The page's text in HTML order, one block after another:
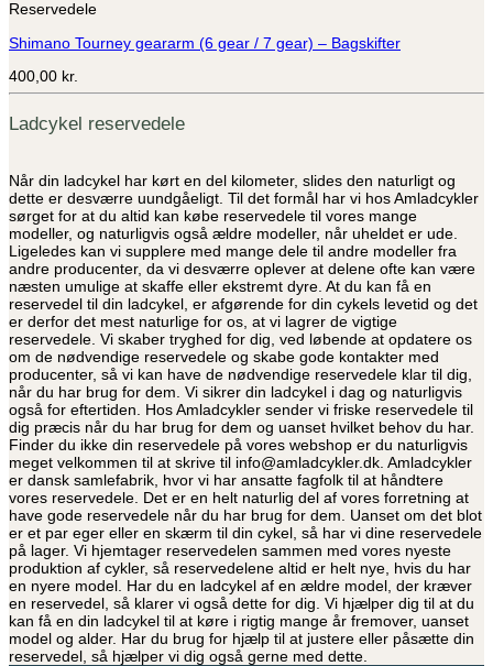
har
varianter.
kan
vælges
på
varesiden
Reservedele
Shimano Tourney geararm (6 gear / 7 gear) – Bagskifter
400,00 kr.
Ladcykel reservedele
Når din ladcykel har kørt en del kilometer, slides den naturligt og
dette er desværre uundgåeligt. Til det formål har vi hos Amladcykler
sørget for at du altid kan købe reservedele til vores mange
modeller, og naturligvis også ældre modeller, når uheldet er ude.
Ligeledes kan vi supplere med mange dele til andre modeller fra
andre producenter, da vi desværre oplever at delene ofte kan være
næsten umulige at skaffe eller ekstremt dyre. At du kan få en
reservedel til din ladcykel, er afgørende for din cykels levetid og det
er derfor det mest naturlige for os, at vi lagrer de vigtige
reservedele. Vi skaber tryghed for dig, ved løbende at opdatere os
om de nødvendige reservedele og skabe gode kontakter med
producenter, så vi kan have de nødvendige reservedele klar til dig,
når du har brug for dem. Vi sikrer din ladcykel i dag og naturligvis
også for eftertiden. Hos Amladcykler sender vi friske reservedele til
dig præcis når du har brug for dem og uanset hvilket behov du har.
Finder du ikke din reservedele på vores webshop er du naturligvis
meget velkommen til at skrive til info@amladcykler.dk. Amladcykler
er dansk samlefabrik, hvor vi har ansatte fagfolk til at håndtere
vores reservedele. Det er en helt naturlig del af vores forretning at
have gode reservedele når du har brug for dem. Uanset om det blot
er et par eger eller en skærm til din cykel, så har vi dine reservedele
på lager. Vi hjemtager reservedelen sammen med vores nyeste
produktion af cykler, så reservedelene altid er helt nye, hvis du har
en nyere model. Har du en ladcykel af en ældre model, der kræver
en reservedel, så klarer vi også dette for dig. Vi hjælper dig til at du
kan få en din ladcykel til at køre i rigtig mange år fremover, uanset
model og alder. Har du brug for hjælp til at justere eller påsætte din
reservedel, så hjælper vi dig også gerne med dette.